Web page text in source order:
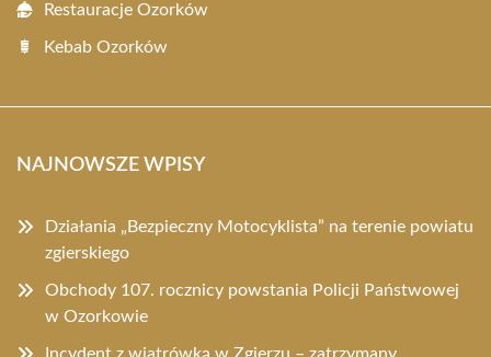
Restauracje Ozorków
Kebab Ozorków
NAJNOWSZE WPISY
Działania „Bezpieczny Motocyklista” na terenie powiatu
zgierskiego
Obchody 107. rocznicy powstania Policji Państwowej
w Ozorkowie